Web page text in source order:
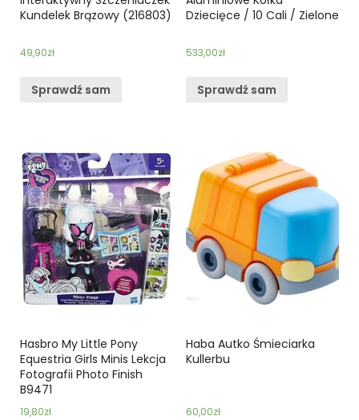
Kundelek Brązowy (216803)
49,90zł
Sprawdź sam
Dziecięce / 10 Cali / Zielone
533,00zł
Sprawdź sam
Hasbro My Little Pony
Equestria Girls Minis Lekcja
Fotografii Photo Finish
B9471
19,80zł
Haba Autko Śmieciarka
Kullerbu
60,00zł